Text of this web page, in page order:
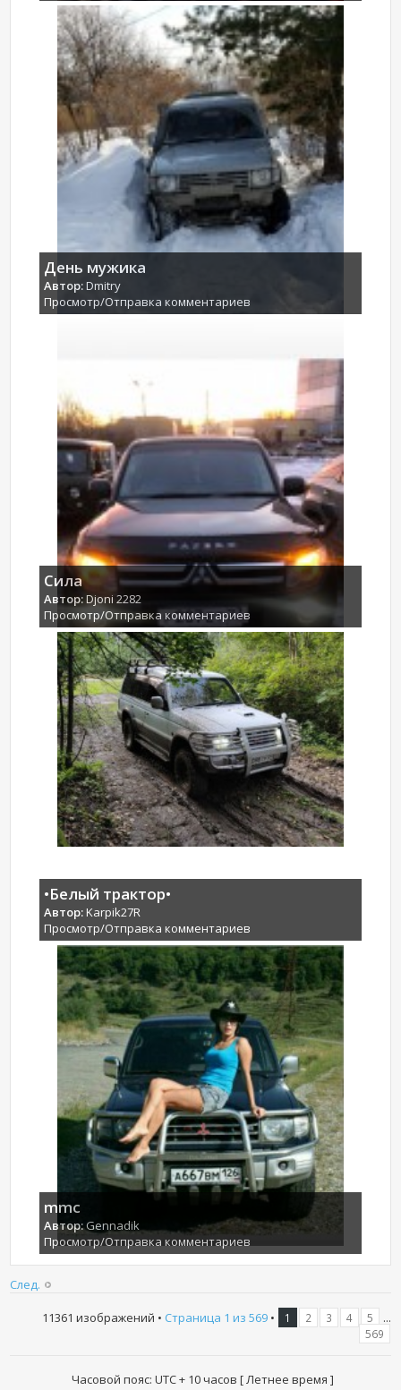
День мужика
Автор:Dmitry
Просмотр/Отправка комментариев
Сила
Автор:Djoni 2282
Просмотр/Отправка комментариев
•Белый трактор•
Автор:Karpik27R
Просмотр/Отправка комментариев
mmc
Автор:Gennadik
Просмотр/Отправка комментариев
След.
11361 изображений • Страница 1 из 569• 1 2 3 4 5 ...
569
Часовой пояс: UTC + 10 часов [ Летнее время ]